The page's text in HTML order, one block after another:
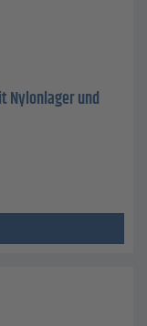
Nylonlager und